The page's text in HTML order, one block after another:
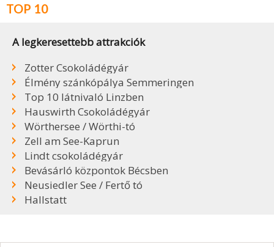
TOP 10
A legkeresettebb attrakciók
Zotter Csokoládégyár
Élmény szánkópálya Semmeringen
Top 10 látnivaló Linzben
Hauswirth Csokoládégyár
Wörthersee / Wörthi-tó
Zell am See-Kaprun
Lindt csokoládégyár
Bevásárló központok Bécsben
Neusiedler See / Fertő tó
Hallstatt